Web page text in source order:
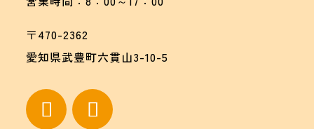
〒470-2362
愛知県武豊町六貫山3-10-5